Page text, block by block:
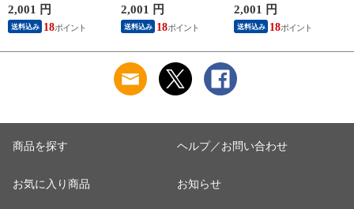
っとり 保湿 ストレ
ッチ ボタニカル タ
ンクトップ 秋冬 お
2,001 円
送料込み 18
り インナーシャツ
パッド付き 春夏 汗
染み 防止 汗 対策 綿
ット工業 S5022B-RT
涼しい 肌着
2,001 円
送料込み 18
り インナーシャツ
パッド付き 春夏 汗
染み 防止 汗 対策 綿
ット工業 S5022B-RT
涼しい 肌着
2,001 円
送料込み 18
商品を探す
お気に入り商品
ヘルプ／お問い合わせ
お知らせ